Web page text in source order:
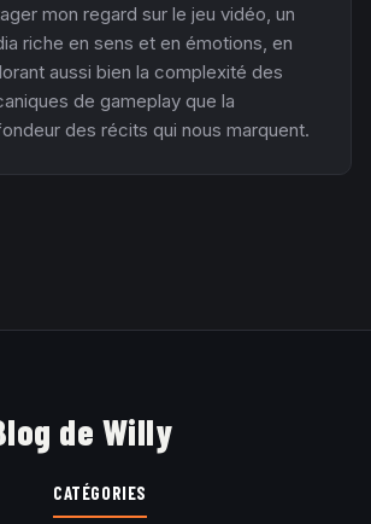
mon regard sur le jeu vidéo, un
riche en sens et en émotions, en
aussi bien la complexité des
de gameplay que la
des récits qui nous marquent.
de Willy
CATÉGORIES